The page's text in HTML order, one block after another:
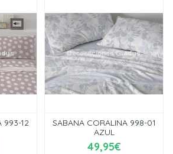
993-12
SABANA CORALINA 998-01
AZUL
49,95€